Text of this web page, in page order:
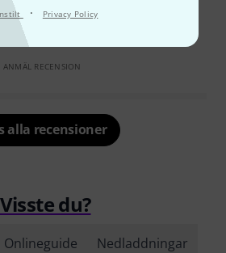
· Privacy Policy
ANMÄL RECENSION
alla recensioner
Visste du?
Onlineguide Nedladdningar